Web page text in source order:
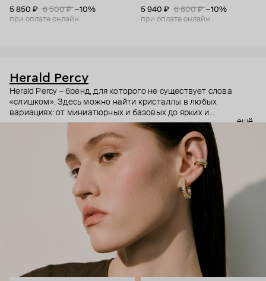
5 850 ₽
6 500 ₽ −10%
при оплате онлайн
5 940 ₽
6 600 ₽ −10%
при оплате онлайн
Herald Percy
Herald Percy – бренд, для которого не существует слова
«слишком». Здесь можно найти кристаллы в любых
вариациях: от миниатюрных и базовых до ярких и
массивных, которые сразу становятся главным элементом
образа. Героиня бренда – девушка из мегаполиса, которой
нужно как минимум 25 часов в сутках, чтобы все успеть, и
внушительный арсенал украшений, чтобы, поменяв серьги,
поехать на вечеринку сразу из офиса.
ещё